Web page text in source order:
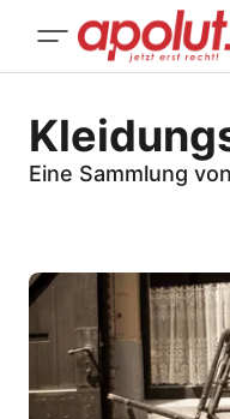
Eine Sammlung